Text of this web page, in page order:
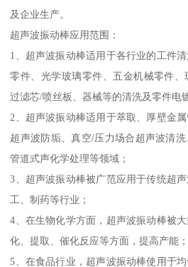
及企业生产。
超声波振动棒应用范围：
1、超声波振动棒适用于各行业的工件
零件、光学玻璃零件、五金机械零件
过滤芯/喷丝板、器械等的清洗及零件电
2、超声波振动棒适用于萃取、厚壁金
超声波防垢、真空/压力场合超声波清
管道式声化学处理等领域；
3、超声波振动棒被广范应用于传统超
工、制药等行业；
4、在生物化学方面，超声波振动棒被
化、提取、催化反应等方面，提高产能；
5、在食品行业，超声波振动棒使用于